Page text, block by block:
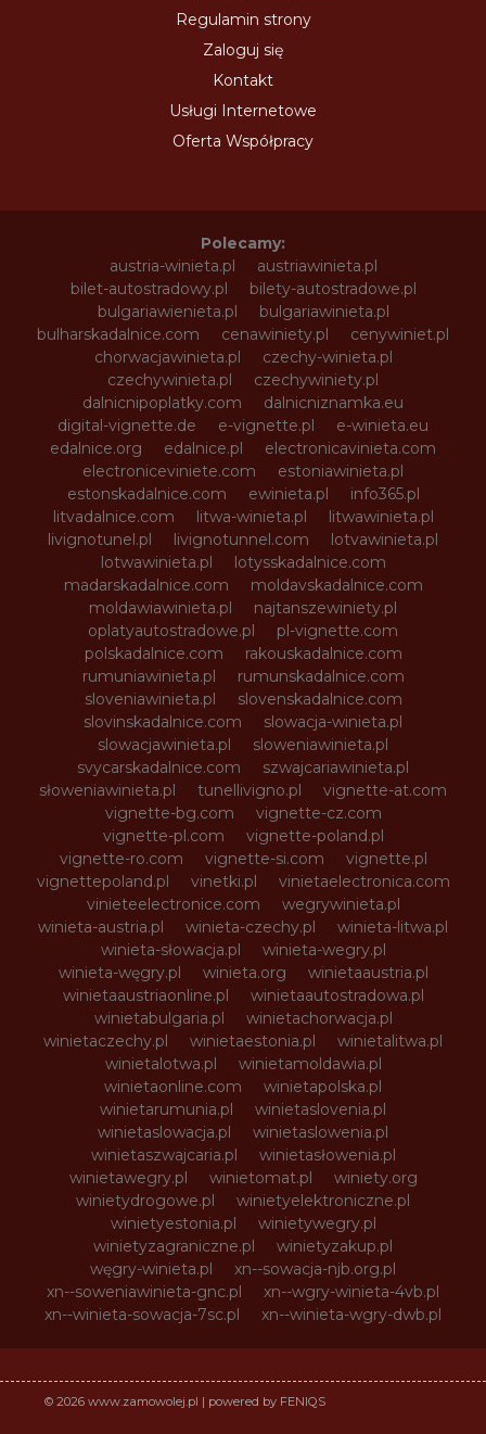
Regulamin strony
Zaloguj się
Kontakt
Usługi Internetowe
Oferta Współpracy
Polecamy:
austria-winieta.pl
austriawinieta.pl
bilet-autostradowy.pl
bilety-autostradowe.pl
bulgariawienieta.pl
bulgariawinieta.pl
bulharskadalnice.com
cenawiniety.pl
cenywiniet.pl
chorwacjawinieta.pl
czechy-winieta.pl
czechywinieta.pl
czechywiniety.pl
dalnicnipoplatky.com
dalnicniznamka.eu
digital-vignette.de
e-vignette.pl
e-winieta.eu
edalnice.org
edalnice.pl
electronicavinieta.com
electroniceviniete.com
estoniawinieta.pl
estonskadalnice.com
ewinieta.pl
info365.pl
litvadalnice.com
litwa-winieta.pl
litwawinieta.pl
livignotunel.pl
livignotunnel.com
lotvawinieta.pl
lotwawinieta.pl
lotysskadalnice.com
madarskadalnice.com
moldavskadalnice.com
moldawiawinieta.pl
najtanszewiniety.pl
oplatyautostradowe.pl
pl-vignette.com
polskadalnice.com
rakouskadalnice.com
rumuniawinieta.pl
rumunskadalnice.com
sloveniawinieta.pl
slovenskadalnice.com
slovinskadalnice.com
slowacja-winieta.pl
slowacjawinieta.pl
sloweniawinieta.pl
svycarskadalnice.com
szwajcariawinieta.pl
słoweniawinieta.pl
tunellivigno.pl
vignette-at.com
vignette-bg.com
vignette-cz.com
vignette-pl.com
vignette-poland.pl
vignette-ro.com
vignette-si.com
vignette.pl
vignettepoland.pl
vinetki.pl
vinietaelectronica.com
vinieteelectronice.com
wegrywinieta.pl
winieta-austria.pl
winieta-czechy.pl
winieta-litwa.pl
winieta-słowacja.pl
winieta-wegry.pl
winieta-węgry.pl
winieta.org
winietaaustria.pl
winietaaustriaonline.pl
winietaautostradowa.pl
winietabulgaria.pl
winietachorwacja.pl
winietaczechy.pl
winietaestonia.pl
winietalitwa.pl
winietalotwa.pl
winietamoldawia.pl
winietaonline.com
winietapolska.pl
winietarumunia.pl
winietaslovenia.pl
winietaslowacja.pl
winietaslowenia.pl
winietaszwajcaria.pl
winietasłowenia.pl
winietawegry.pl
winietomat.pl
winiety.org
winietydrogowe.pl
winietyelektroniczne.pl
winietyestonia.pl
winietywegry.pl
winietyzagraniczne.pl
winietyzakup.pl
węgry-winieta.pl
xn--sowacja-njb.org.pl
xn--soweniawinieta-gnc.pl
xn--wgry-winieta-4vb.pl
xn--winieta-sowacja-7sc.pl
xn--winieta-wgry-dwb.pl
© 2026 www.zamowolej.pl | powered by FENIQS